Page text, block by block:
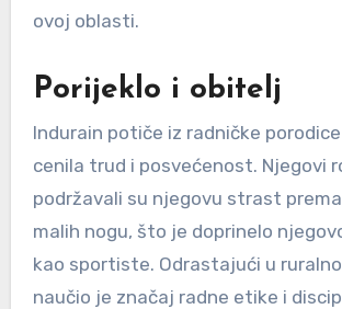
ovoj oblasti.
Porijeklo i obitelj
Indurain potiče iz radničke
cenila trud i posvećenost. Njegovi
podržavali su njegovu strast
malih nogu, što je doprinelo
kao sportiste. Odrastajući u
naučio je značaj radne etike i